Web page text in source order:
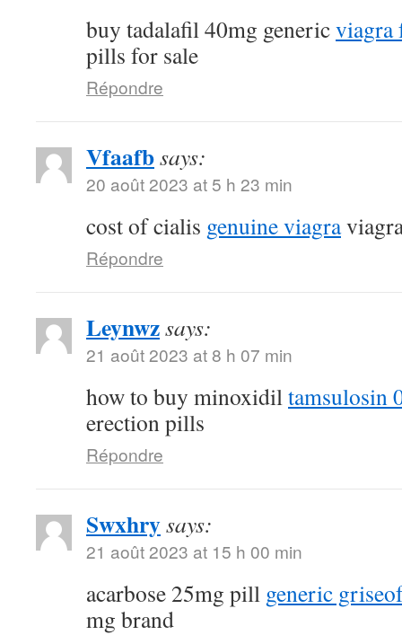
buy tadalafil 40mg genericviagra
pills for sale
Répondre
Vfaafbsays:
20 août 2023 at 5 h 23 min
cost of cialis genuine viagra
Répondre
Leynwzsays:
21 août 2023 at 8 h 07 min
how to buy minoxidiltamsulosin
erection pills
Répondre
Swxhrysays:
21 août 2023 at 15 h 00 min
acarbose 25mg pill generic
mg brand